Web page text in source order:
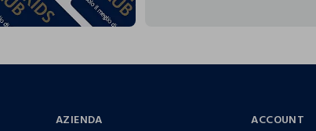
AZIENDA
ACCOUNT